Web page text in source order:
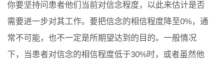
你要坚持问患者他们当前对信念程度，以此来估计是否
需要进一步对其工作。要把信念的相信程度降至0%，通
常不可能，也不一定是所期望达到的目的。一般情况
下，当患者对信念的相信程度低于30%时，或者虽然他